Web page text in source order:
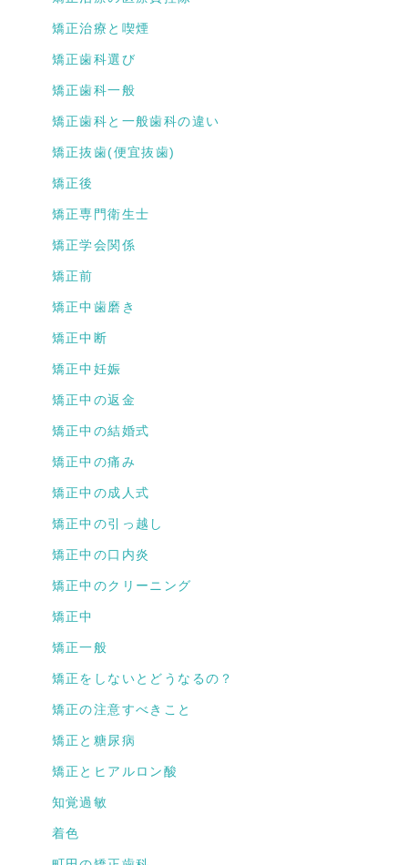
矯正治療と喫煙
矯正歯科選び
矯正歯科一般
矯正歯科と一般歯科の違い
矯正抜歯(便宜抜歯)
矯正後
矯正専門衛生士
矯正学会関係
矯正前
矯正中歯磨き
矯正中断
矯正中妊娠
矯正中の返金
矯正中の結婚式
矯正中の痛み
矯正中の成人式
矯正中の引っ越し
矯正中の口内炎
矯正中のクリーニング
矯正中
矯正一般
矯正をしないとどうなるの？
矯正の注意すべきこと
矯正と糖尿病
矯正とヒアルロン酸
知覚過敏
着色